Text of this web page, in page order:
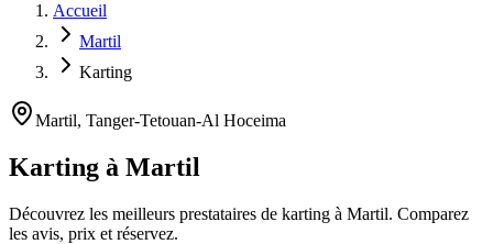
Accueil
Martil
Karting
Martil, Tanger-Tetouan-Al Hoceima
Karting à Martil
Découvrez les meilleurs prestataires de karting à Martil. Comparez
les avis, prix et réservez.